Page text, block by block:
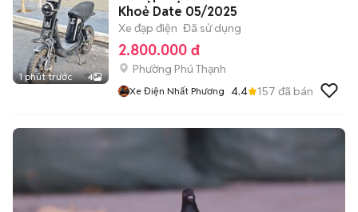
1 phút trước 4
Khoẻ Date 05/2025
Xe đạp điện Đã sử dụng
2.800.000 đ
Phường Phú Thạnh
Xe Điện Nhất Phương 4.4 157 đã bán